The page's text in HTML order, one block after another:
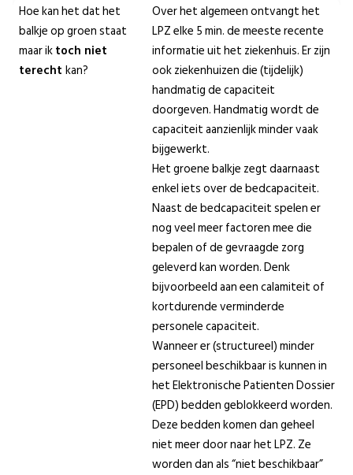
Hoe kan het dat het
balkje op groen staat
maar iktoch niet
terecht kan?
Over het algemeen ontvangt het
LPZ elke 5 min. de meeste recente
informatie uit het ziekenhuis. Er zijn
ook ziekenhuizen die (tijdelijk)
handmatig de capaciteit
doorgeven. Handmatig wordt de
capaciteit aanzienlijk minder vaak
bijgewerkt.
Het groene balkje zegt daarnaast
enkel iets over de bedcapaciteit.
Naast de bedcapaciteit spelen er
nog veel meer factoren mee die
bepalen of de gevraagde zorg
geleverd kan worden. Denk
bijvoorbeeld aan een calamiteit of
kortdurende verminderde
personele capaciteit.
Wanneer er (structureel) minder
personeel beschikbaar is kunnen in
het Elektronische Patienten Dossier
(EPD) bedden geblokkeerd worden.
Deze bedden komen dan geheel
niet meer door naar het LPZ. Ze
worden dan als “niet beschikbaar”